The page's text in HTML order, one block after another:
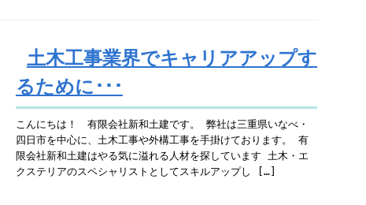
土木工事業界でキャリアアップす
るために･･･
こんにちは！ 有限会社新和土建です。 弊社は三重県いなべ・
四日市を中心に、土木工事や外構工事を手掛けております。 有
限会社新和土建はやる気に溢れる人材を探しています 土木・エ
クステリアのスペシャリストとしてスキルアップし […]